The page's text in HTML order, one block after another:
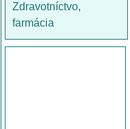
Zdravotníctvo,
farmácia